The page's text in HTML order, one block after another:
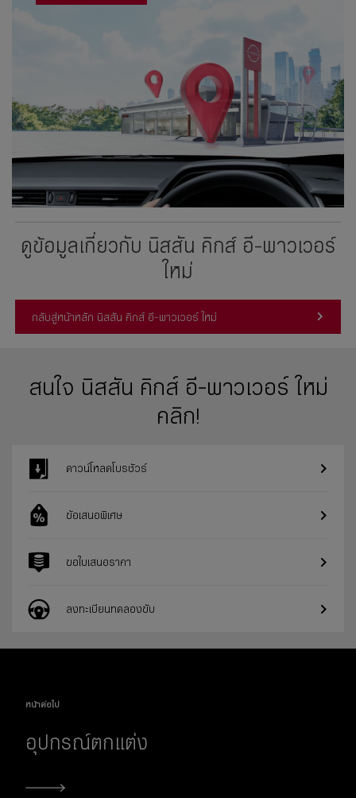
ดูข้อมูลเกี่ยวกับ นิสสัน คิกส์ อี-พาวเวอร์
ใหม่
กลับสู่หน้าหลัก นิสสัน คิกส์ อี-พาวเวอร์ ใหม่
สนใจ นิสสัน คิกส์ อี-พาวเวอร์ ใหม่
คลิก!
ดาวน์โหลดโบรชัวร์
ข้อเสนอพิเศษ
ขอใบเสนอราคา
ลงทะเบียนทดลองขับ
หน้าต่อไป
อุปกรณ์ตกแต่ง